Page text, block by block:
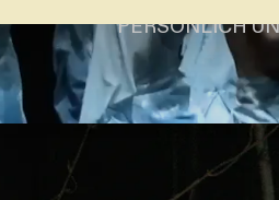
2026/2027 Premieren
PERSÖNLICH